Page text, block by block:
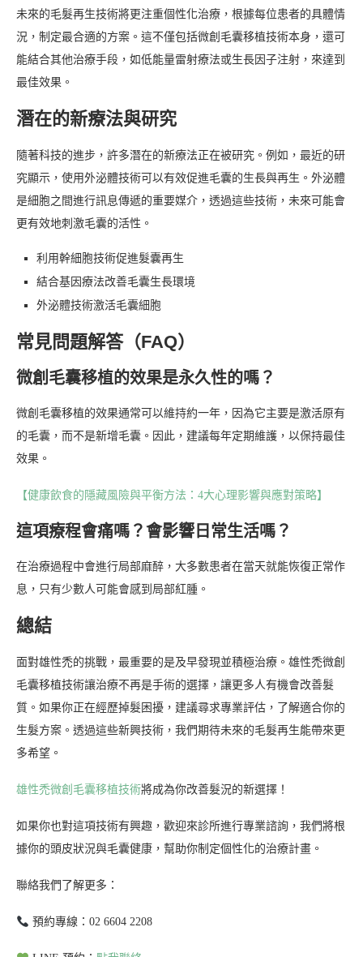
未來的毛髮再生技術將更注重個性化治療，根據每位患者的具體情
況，制定最合適的方案。這不僅包括微創毛囊移植技術本身，還可
能結合其他治療手段，如低能量雷射療法或生長因子注射，來達到
最佳效果。
潛在的新療法與研究
隨著科技的進步，許多潛在的新療法正在被研究。例如，最近的研
究顯示，使用外泌體技術可以有效促進毛囊的生長與再生。外泌體
是細胞之間進行訊息傳遞的重要媒介，透過這些技術，未來可能會
更有效地刺激毛囊的活性。
利用幹細胞技術促進髮囊再生
結合基因療法改善毛囊生長環境
外泌體技術激活毛囊細胞
常見問題解答（FAQ）
微創毛囊移植的效果是永久性的嗎？
微創毛囊移植的效果通常可以維持約一年，因為它主要是激活原有
的毛囊，而不是新增毛囊。因此，建議每年定期維護，以保持最佳
效果。
【健康飲食的隱藏風險與平衡方法：4大心理影響與應對策略】
這項療程會痛嗎？會影響日常生活嗎？
在治療過程中會進行局部麻醉，大多數患者在當天就能恢復正常作
息，只有少數人可能會感到局部紅腫。
總結
面對雄性禿的挑戰，最重要的是及早發現並積極治療。雄性禿微創
毛囊移植技術讓治療不再是手術的選擇，讓更多人有機會改善髮
質。如果你正在經歷掉髮困擾，建議尋求專業評估，了解適合你的
生髮方案。透過這些新興技術，我們期待未來的毛髮再生能帶來更
多希望。
雄性禿微創毛囊移植技術將成為你改善髮況的新選擇！
如果你也對這項技術有興趣，歡迎來診所進行專業諮詢，我們將根
據你的頭皮狀況與毛囊健康，幫助你制定個性化的治療計畫。
聯絡我們了解更多：
預約專線：02 6604 2208